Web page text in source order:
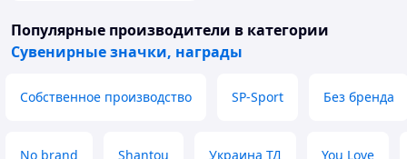
Оформляйте заявку на нашем сайте прямо сейчас!
Популярные производители в категории
Сувенирные значки, награды
Собственное производство SP-Sport Без бренда
No brand Shantou Украина ТД You Love